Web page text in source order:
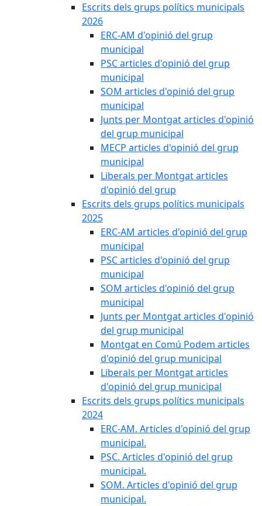
Escrits dels grups polítics municipals
2026
ERC-AM d'opinió del grup
municipal
PSC articles d'opinió del grup
municipal
SOM articles d'opinió del grup
municipal
Junts per Montgat articles d'opinió
del grup municipal
MECP articles d'opinió del grup
municipal
Liberals per Montgat articles
d'opinió del grup
Escrits dels grups polítics municipals
2025
ERC-AM articles d'opinió del grup
municipal
PSC articles d'opinió del grup
municipal
SOM articles d'opinió del grup
municipal
Junts per Montgat articles d'opinió
del grup municipal
Montgat en Comú Podem articles
d'opinió del grup municipal
Liberals per Montgat articles
d'opinió del grup municipal
Escrits dels grups polítics municipals
2024
ERC-AM. Articles d'opinió del grup
municipal.
PSC. Articles d'opinió del grup
municipal.
SOM. Articles d'opinió del grup
municipal.